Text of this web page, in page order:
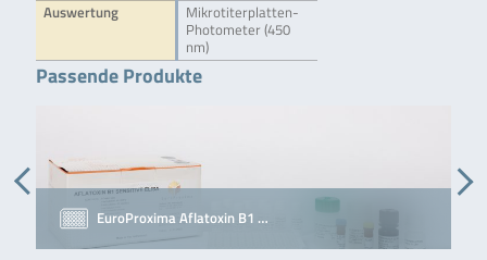
Auswertung
Mikrotiterplatten-
Photometer (450
nm)
Passende Produkte
EuroProxima Aflatoxin B1 …